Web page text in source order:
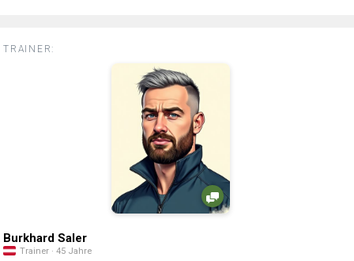
TRAINER:
Burkhard Saler
Trainer · 45 Jahre